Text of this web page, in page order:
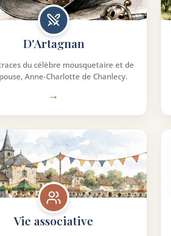
D'Artagnan
du célèbre mousquetaire et de
Anne-Charlotte de Chanlecy.
→
Vie associative